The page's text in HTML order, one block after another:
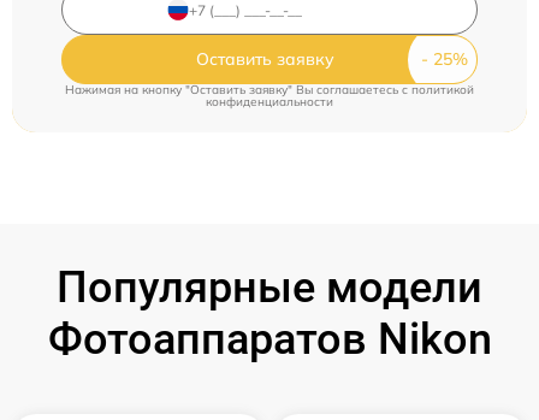
Оставить заявку
Нажимая на кнопку "Оставить заявку" Вы соглашаетесь cполитикой
конфиденциальности
Популярные модели
Фотоаппаратов Nikon